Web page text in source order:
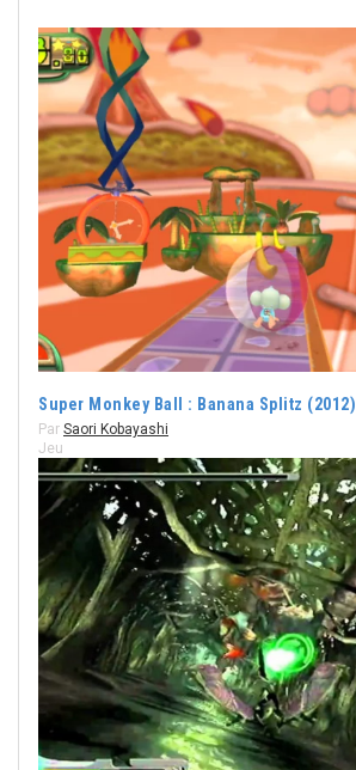
Super Monkey Ball : Banana Splitz (2012)
Par Saori Kobayashi
Jeu